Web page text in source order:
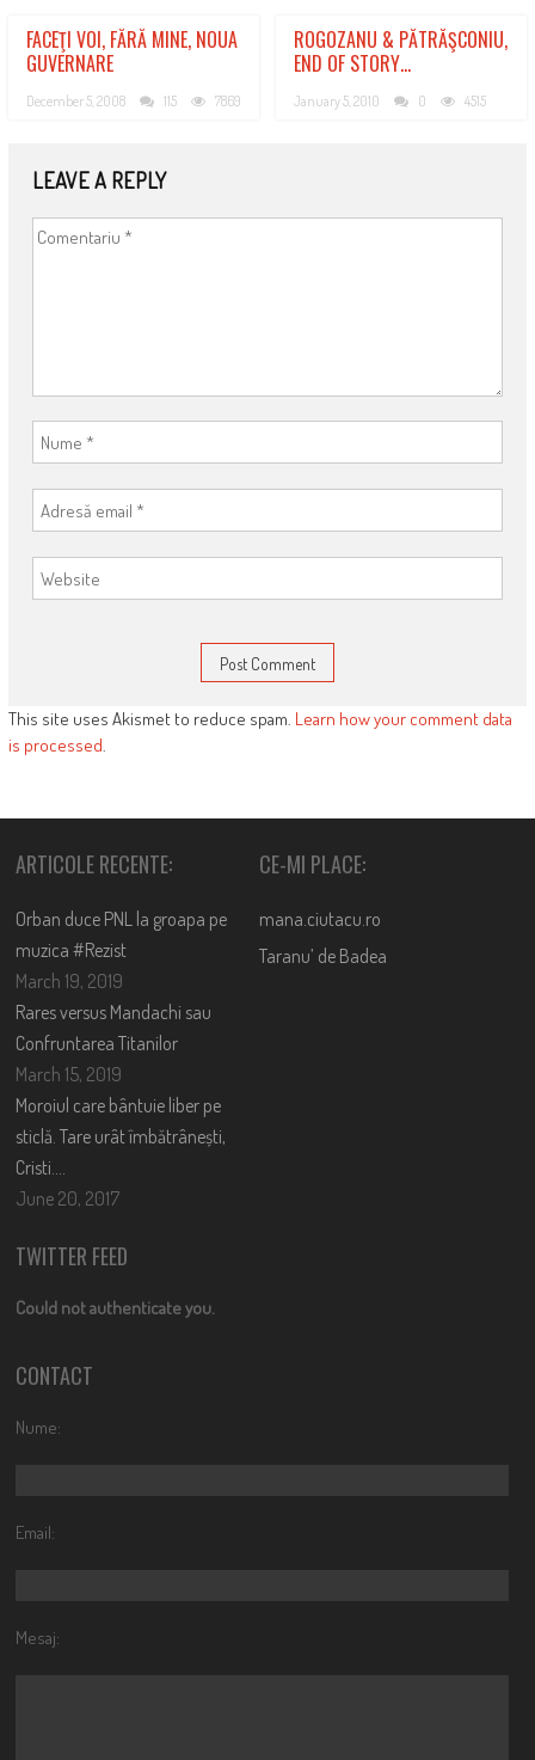
FACEŢI VOI, FĂRĂ MINE, NOUA
GUVERNARE
December 5, 2008 115 7869
ROGOZANU & PĂTRĂŞCONIU,
END OF STORY…
January 5, 2010 0 4515
LEAVE A REPLY
This site uses Akismet to reduce spam. Learn how your comment data
is processed.
ARTICOLE RECENTE:
Orban duce PNL la groapa pe
muzica #Rezist
March 19, 2019
Rares versus Mandachi sau
Confruntarea Titanilor
March 15, 2019
Moroiul care bântuie liber pe
sticlă. Tare urât îmbătrânești,
Cristi….
June 20, 2017
CE-MI PLACE:
mana.ciutacu.ro
Taranu’ de Badea
TWITTER FEED
Could not authenticate you.
CONTACT
Nume:
Email:
Mesaj: